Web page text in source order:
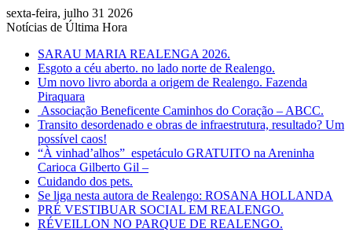
sexta-feira, julho 31 2026
Notícias de Última Hora
SARAU MARIA REALENGA 2026.
Esgoto a céu aberto. no lado norte de Realengo.
Um novo livro aborda a origem de Realengo. Fazenda
Piraquara
Associação Beneficente Caminhos do Coração – ABCC.
Transito desordenado e obras de infraestrutura, resultado? Um
possível caos!
“À vinhad’alhos” espetáculo GRATUITO na Areninha
Carioca Gilberto Gil –
Cuidando dos pets.
Se liga nesta autora de Realengo: ROSANA HOLLANDA
PRÉ VESTIBUAR SOCIAL EM REALENGO.
RÉVEILLON NO PARQUE DE REALENGO.